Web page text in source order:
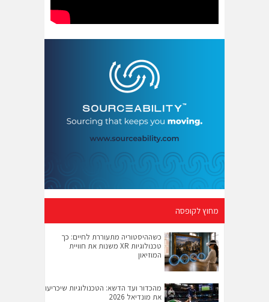
מחוץ לקופסה
כשההיסטוריה מתעוררת לחיים: כך
טכנולוגיות XR משנות את חוויית
המוזיאון
מהכדור ועד הדשא: הטכנולוגיות שיכריעו
את מונדיאל 2026